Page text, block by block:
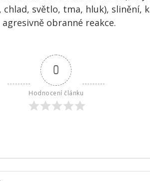
světlo, tma, hluk), slinění,
obranné reakce.
0
Hodnocení článku